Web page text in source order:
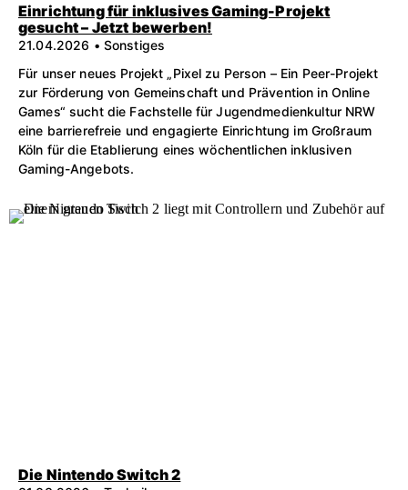
Einrichtung für inklusives Gaming-Projekt
gesucht – Jetzt bewerben!
21.04.2026 • Sonstiges
Für unser neues Projekt „Pixel zu Person – Ein Peer-Projekt
zur Förderung von Gemeinschaft und Prävention in Online
Games“ sucht die Fachstelle für Jugendmedienkultur NRW
eine barrierefreie und engagierte Einrichtung im Großraum
Köln für die Etablierung eines wöchentlichen inklusiven
Gaming-Angebots.
Die Nintendo Switch 2